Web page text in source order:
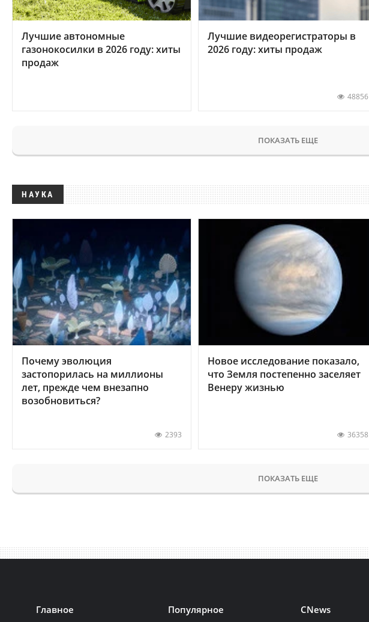
Лучшие автономные
газонокосилки в 2026 году: хиты
продаж
Лучшие видеорегистраторы в
2026 году: хиты продаж
48856
ПОКАЗАТЬ ЕЩЕ
НАУКА
Почему эволюция
застопорилась на миллионы
лет, прежде чем внезапно
возобновиться?
2393
Новое исследование показало,
что Земля постепенно заселяет
Венеру жизнью
36358
ПОКАЗАТЬ ЕЩЕ
Главное Популярное CNews